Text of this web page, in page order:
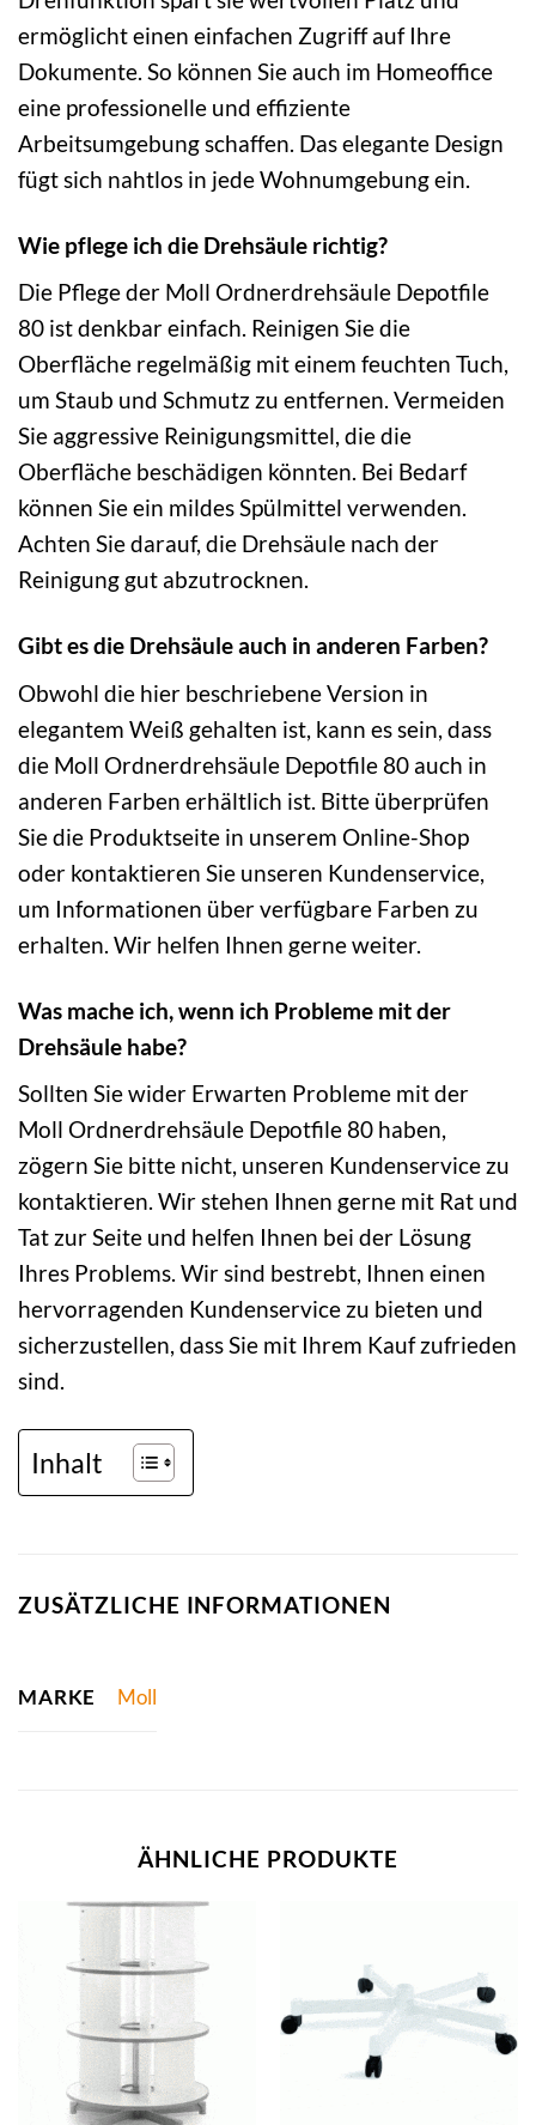
ermöglicht einen einfachen Zugriff auf Ihre
Dokumente. So können Sie auch im Homeoffice
eine professionelle und effiziente
Arbeitsumgebung schaffen. Das elegante Design
fügt sich nahtlos in jede Wohnumgebung ein.
Wie pflege ich die Drehsäule richtig?
Die Pflege der Moll Ordnerdrehsäule Depotfile
80 ist denkbar einfach. Reinigen Sie die
Oberfläche regelmäßig mit einem feuchten Tuch,
um Staub und Schmutz zu entfernen. Vermeiden
Sie aggressive Reinigungsmittel, die die
Oberfläche beschädigen könnten. Bei Bedarf
können Sie ein mildes Spülmittel verwenden.
Achten Sie darauf, die Drehsäule nach der
Reinigung gut abzutrocknen.
Gibt es die Drehsäule auch in anderen Farben?
Obwohl die hier beschriebene Version in
elegantem Weiß gehalten ist, kann es sein, dass
die Moll Ordnerdrehsäule Depotfile 80 auch in
anderen Farben erhältlich ist. Bitte überprüfen
Sie die Produktseite in unserem Online-Shop
oder kontaktieren Sie unseren Kundenservice,
um Informationen über verfügbare Farben zu
erhalten. Wir helfen Ihnen gerne weiter.
Was mache ich, wenn ich Probleme mit der
Drehsäule habe?
Sollten Sie wider Erwarten Probleme mit der
Moll Ordnerdrehsäule Depotfile 80 haben,
zögern Sie bitte nicht, unseren Kundenservice zu
kontaktieren. Wir stehen Ihnen gerne mit Rat und
Tat zur Seite und helfen Ihnen bei der Lösung
Ihres Problems. Wir sind bestrebt, Ihnen einen
hervorragenden Kundenservice zu bieten und
sicherzustellen, dass Sie mit Ihrem Kauf zufrieden
sind.
Inhalt
ZUSÄTZLICHE INFORMATIONEN
MARKE Moll
ÄHNLICHE PRODUKTE